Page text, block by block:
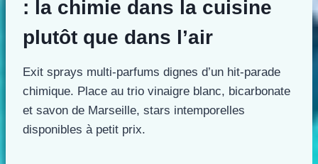
: la chimie dans la cuisine
plutôt que dans l’air
Exit sprays multi-parfums dignes d’un hit-parade
chimique. Place au trio vinaigre blanc, bicarbonate
et savon de Marseille, stars intemporelles
disponibles à petit prix.